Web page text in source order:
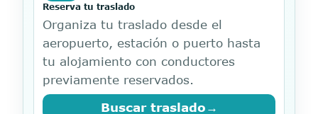
Reserva tu traslado
Organiza tu traslado desde el
aeropuerto, estación o puerto hasta
tu alojamiento con conductores
previamente reservados.
Buscar traslado →